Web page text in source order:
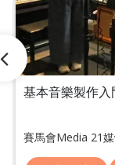
基本音樂製作入
賽馬會Media 21